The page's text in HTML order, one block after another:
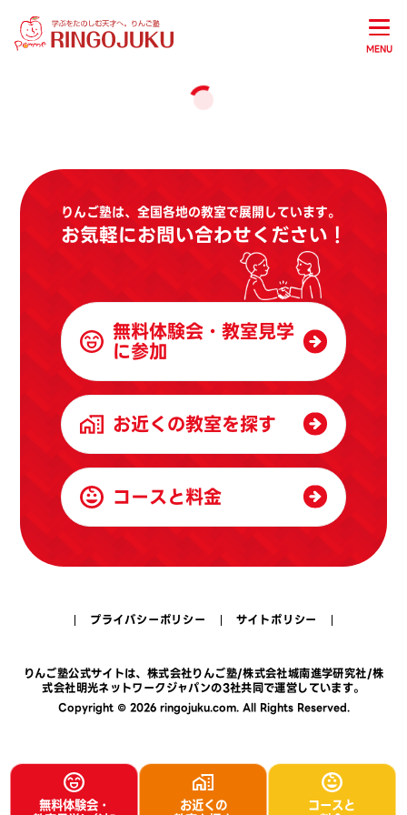
MENU
無料体験会・ お近くの コースと
りんご塾は、全国各地の教室で展開しています。
お気軽にお問い合わせください！
無料体験会・教室見学
に参加
お近くの教室を探す
コースと料金
プライバシーポリシー サイトポリシー
りんご塾公式サイトは、 株式会社りんご塾/株式会社城南進学研究社/株
式会社明光ネットワークジャパンの3社共同で運営しています。
Copyright © 2026 ringojuku.com. All Rights Reserved.